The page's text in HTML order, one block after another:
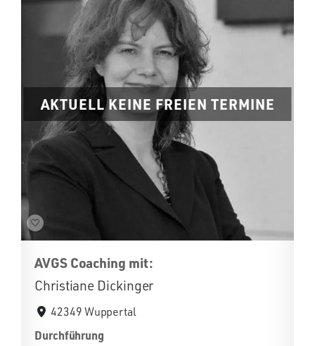
AKTUELL KEINE FREIEN TERMINE
AVGS Coaching mit:
Christiane Dickinger
42349 Wuppertal
Durchführung